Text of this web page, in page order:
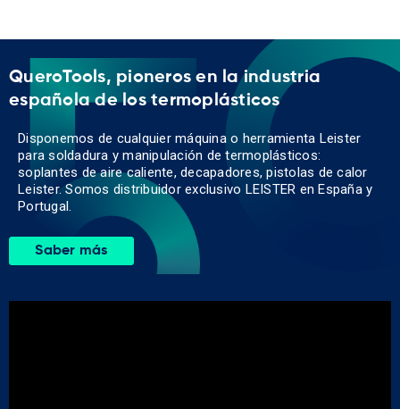
QueroTools, pioneros en la industria
española de los termoplásticos
Disponemos de cualquier máquina o herramienta Leister
para soldadura y manipulación de termoplásticos:
soplantes de aire caliente, decapadores, pistolas de calor
Leister. Somos distribuidor exclusivo LEISTER en España y
Portugal.
Saber más